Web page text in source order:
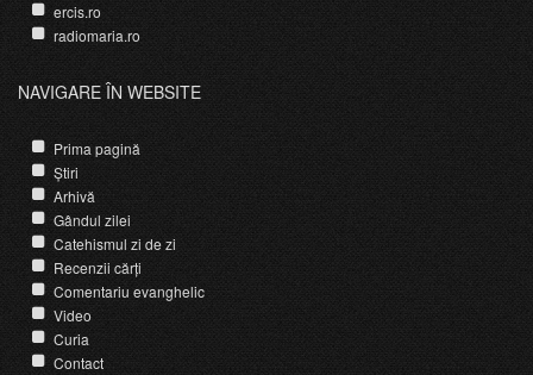
ercis.ro
radiomaria.ro
NAVIGARE ÎN WEBSITE
Prima pagină
Știri
Arhivă
Gândul zilei
Catehismul zi de zi
Recenzii cărți
Comentariu evanghelic
Video
Curia
Contact